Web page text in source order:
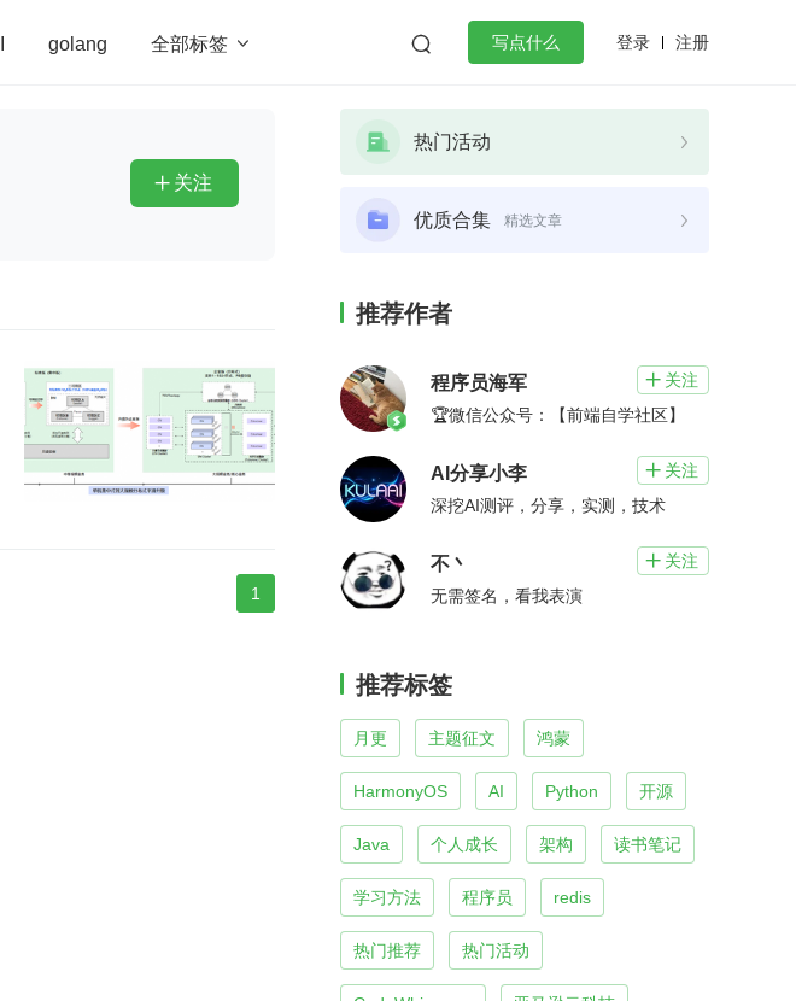
golang 全部标签   写点什么 登录 注册
redis
 关注
1
热门活动
优质合集 精选文章
推荐作者
程序员海军  关注
🏆微信公众号：【前端自学社区】
AI分享小李  关注
深挖AI测评，分享，实测，技术
不丶  关注
无需签名，看我表演
推荐标签
月更 主题征文 鸿蒙
HarmonyOS AI Python 开源
Java 个人成长 架构 读书笔记
学习方法 程序员 redis
热门推荐 热门活动